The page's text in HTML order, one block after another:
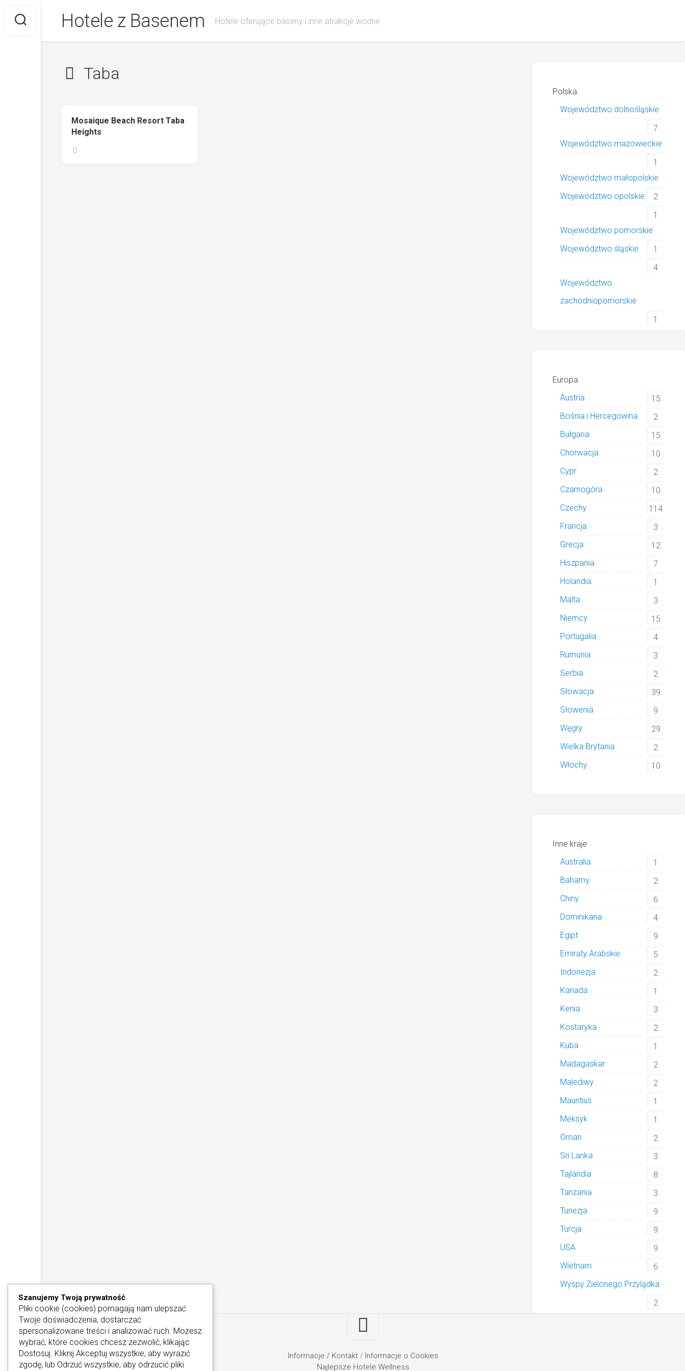
content
Hotele z Basenem Hotele oferujące baseny i inne atrakcje wodne
Taba
Mosaique Beach Resort Taba
Heights
Polska
Województwo dolnośląskie
7
Województwo mazowieckie
1
Województwo małopolskie
2
Województwo opolskie
1
Województwo pomorskie
1
Województwo śląskie
4
Województwo
zachodniopomorskie
1
Europa
Austria
15
Bośnia i Hercegowina
2
Bułgaria
15
Chorwacja
10
Cypr
2
Czarnogóra
10
Czechy
114
Francja
3
Grecja
12
Hiszpania
7
Holandia
1
Malta
3
Niemcy
15
Portugalia
4
Rumunia
3
Serbia
2
Słowacja
39
Słowenia
9
Węgry
29
Wielka Brytania
2
Włochy
10
Inne kraje
Australia
1
Bahamy
2
Chiny
6
Dominikana
4
Egipt
9
Emiraty Arabskie
5
Indonezja
2
Kanada
1
Kenia
3
Kostaryka
2
Kuba
1
Madagaskar
2
Malediwy
2
Mauritius
1
Meksyk
1
Oman
2
Sri Lanka
3
Tajlandia
8
Tanzania
3
Tunezja
9
Turcja
9
USA
9
Wietnam
6
Wyspy Zielonego Przylądka
2
Informacje / Kontakt/ Informacje o Cookies
Najlepsze Hotele Wellness
Szanujemy Twoją prywatność
Pliki cookie (cookies) pomagają nam ulepszać
Twoje doświadczenia, dostarczać
spersonalizowane treści i analizować ruch. Możesz
wybrać, które cookies chcesz zezwolić, klikając
Dostosuj. Kliknij Akceptuj wszystkie, aby wyrazić
zgodę, lub Odrzuć wszystkie, aby odrzucić pliki